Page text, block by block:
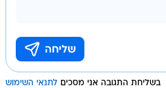
בשליחת התגובה אני מסכים לתנאי השימוש